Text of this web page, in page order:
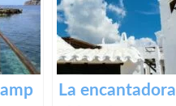
Menorca
La encantadora